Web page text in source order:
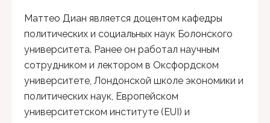
Маттео Диан является доцентом кафедры
политических и социальных наук Болонского
университета. Ранее он работал научным
сотрудником и лектором в Оксфордском
университете, Лондонской школе экономики и
политических наук, Европейском
университетском институте (EUI) и